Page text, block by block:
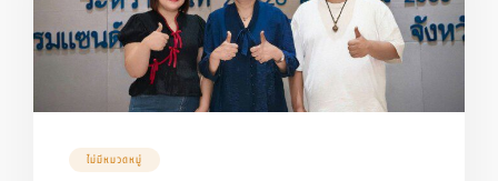
ไม่มีหมวดหมู่